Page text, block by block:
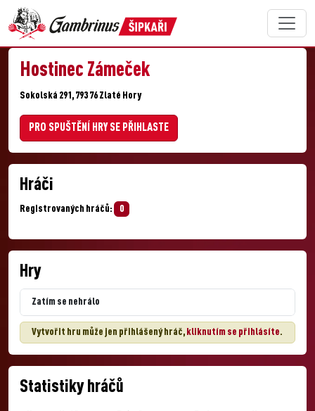
Hostinec Zámeček
Sokolská 291, 793 76 Zlaté Hory
PRO SPUŠTĚNÍ HRY SE PŘIHLASTE
Hráči
Registrovaných hráčů: 0
Hry
Zatím se nehrálo
Vytvořit hru může jen přihlášený hráč, kliknutím se přihlásíte.
Statistiky hráčů